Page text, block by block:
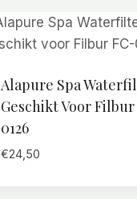
Alapure Spa
Geschikt Voor
0126
€24,50